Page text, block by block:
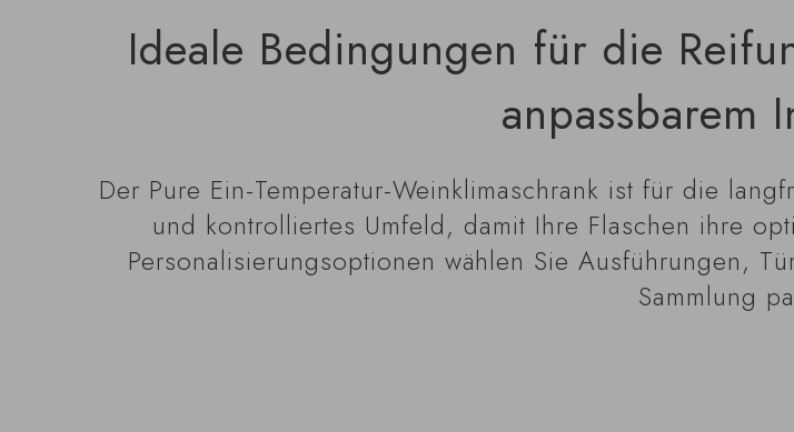
Ideale Bedingungen für die
anpassbarem
Der Pure Ein-Temperatur-Weinklimaschrank ist für die
und kontrolliertes Umfeld, damit Ihre Flaschen ihre
Personalisierungsoptionen wählen Sie Ausführungen,
Sammlung